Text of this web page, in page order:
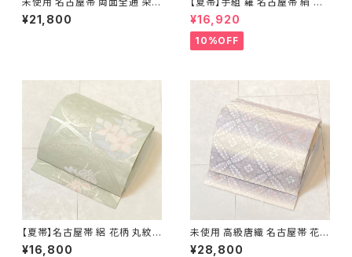
帯 銀通し 金彩 華文 宝相華 正
絹 黒 青紫 赤紫 685
¥21,800
成り色 ピンク 黄緑 639
¥16,920
10%OFF
【夏帯】名古屋帯 絽 花柄 丸紋
絹 銀糸 黄緑 水色 ピンク パス
¥16,800
未使用 高級唐織 名古屋帯 花菱
正絹 白 紫 パステルカラー 藤色
¥28,800